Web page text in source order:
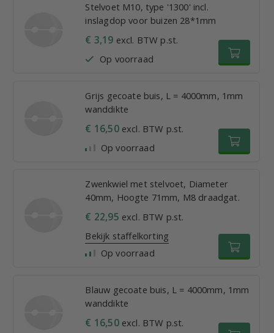
Stelvoet M10, type '1300' incl.
inslagdop voor buizen 28*1mm
€ 3,19 excl. BTW p.st.
Op voorraad
Grijs gecoate buis, L = 4000mm, 1mm
wanddikte
€ 16,50excl. BTW p.st.
Op voorraad
Zwenkwiel met stelvoet, Diameter
40mm, Hoogte 71mm, M8 draadgat.
€ 22,95 excl. BTW p.st.
Bekijk staffelkorting
Op voorraad
Blauw gecoate buis, L = 4000mm, 1mm
wanddikte
€ 16,50excl. BTW p.st.